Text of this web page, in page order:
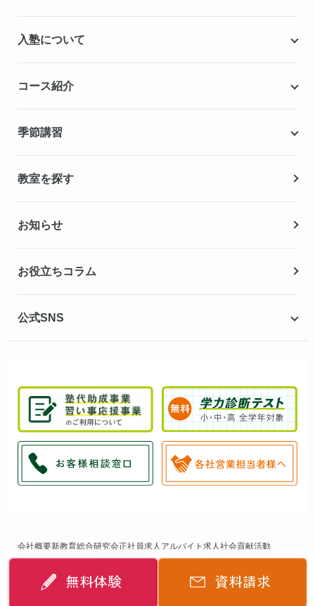
無料体験 資料請求
こだわりの個別指導専用教材
無料学力診断テスト
入塾について
無料体験授業
コース紹介
高校生の個別指導コース
季節講習
冬期講習
教室を探す
お知らせ
お役立ちコラム
公式SNS
会社概要新教育総合研究会正社員求人 アルバイト求人社会貢献活動